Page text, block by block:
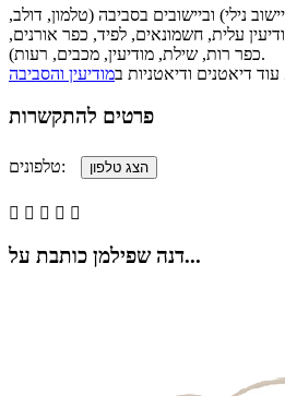
נילי) וביישובים בסביבה (טלמון, דולב,
עלית, חשמונאים, לפיד, כפר אורנים,
כפר רות, שילת, מודיעין, מכבים, רעות).
דיאטנים ודיאטניות במודיעין והסביבה
פרטים להתקשרות
טלפונים:
    
דנה שפילמן כותבת על...